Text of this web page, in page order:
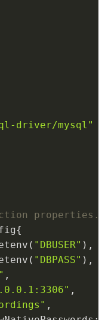
driver/mysql"
properties.
"DBUSER" ),
"DBPASS" ),
,
,
,